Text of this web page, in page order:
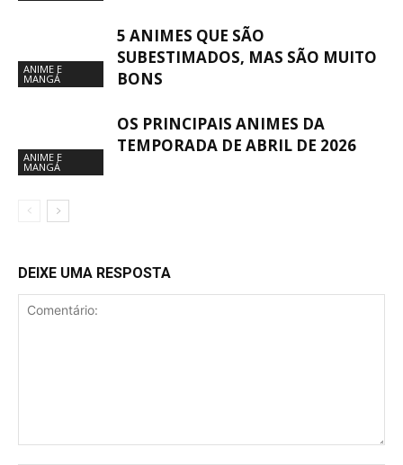
ANIME E
MANGÁ
5 ANIMES QUE SÃO
SUBESTIMADOS, MAS SÃO MUITO
BONS
ANIME E
MANGÁ
OS PRINCIPAIS ANIMES DA
TEMPORADA DE ABRIL DE 2026
DEIXE UMA RESPOSTA